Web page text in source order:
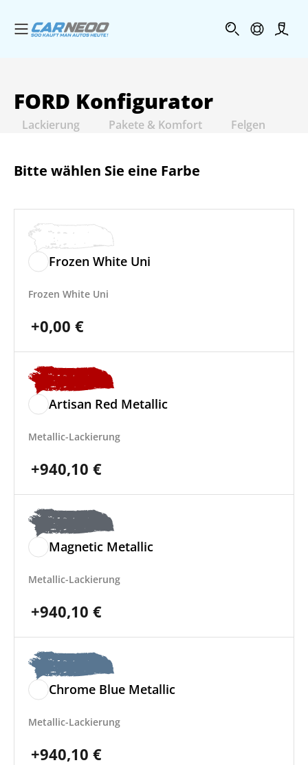
Menü öffnen
FORD Konfigurator
Lackierung Pakete & Komfort Felgen
Bitte wählen Sie eine Farbe
Frozen White Uni
Frozen White Uni
+0,00 €
Artisan Red Metallic
Metallic-Lackierung
+940,10 €
Magnetic Metallic
Metallic-Lackierung
+940,10 €
Chrome Blue Metallic
Metallic-Lackierung
+940,10 €